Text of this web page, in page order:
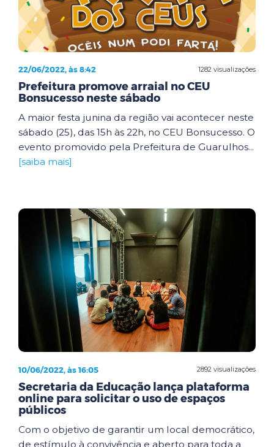
1282 visualizações
22/06/2022, às 8:42
Prefeitura promove arraial no CEU
Bonsucesso neste sábado
A maior festa junina da região vai acontecer neste
sábado (25), das 15h às 22h, no CEU Bonsucesso. O
evento promovido pela Prefeitura de Guarulhos...
[saiba mais]
2892 visualizações
10/06/2022, às 16:05
Secretaria da Educação lança plataforma
online para solicitar o uso de espaços
públicos
Com o objetivo de garantir um local democrático,
de estímulo à convivência e aberto para toda a